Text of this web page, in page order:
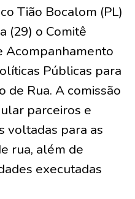
Tião Bocalom (PL)
(29) o Comitê
Acompanhamento
Públicas para
de Rua. A comissão
parceiros e
voltadas para as
rua, além de
executadas